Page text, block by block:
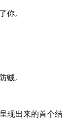
你。
贼。
现出来的首个结